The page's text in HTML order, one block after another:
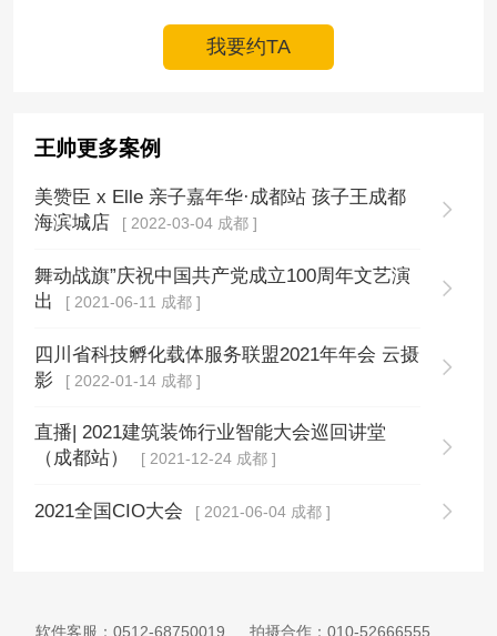
我要约TA
王帅更多案例
美赞臣 x Elle 亲子嘉年华·成都站 孩子王成都
海滨城店
[ 2022-03-04 成都 ]
舞动战旗”庆祝中国共产党成立100周年文艺演
出
[ 2021-06-11 成都 ]
四川省科技孵化载体服务联盟2021年年会 云摄
影
[ 2022-01-14 成都 ]
直播| 2021建筑装饰行业智能大会巡回讲堂
（成都站）
[ 2021-12-24 成都 ]
2021全国CIO大会 [ 2021-06-04 成都 ]
软件客服： 0512-68750019 拍摄合作： 010-52666555